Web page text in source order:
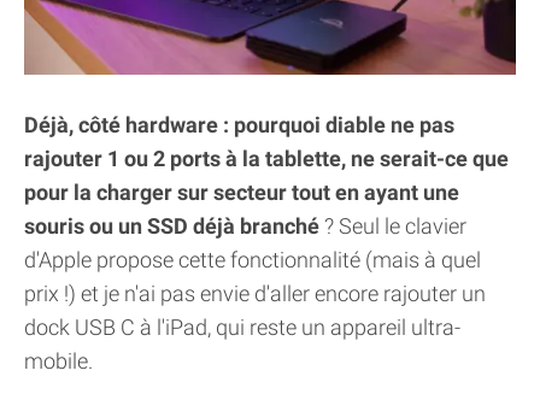
Déjà, côté hardware : pourquoi diable ne pas
rajouter 1 ou 2 ports à la tablette, ne serait-ce que
pour la charger sur secteur tout en ayant une
souris ou un SSD déjà branché? Seul le clavier
d'Apple propose cette fonctionnalité (mais à quel
prix !) et je n'ai pas envie d'aller encore rajouter un
dock USB C à l'iPad, qui reste un appareil ultra-
mobile.